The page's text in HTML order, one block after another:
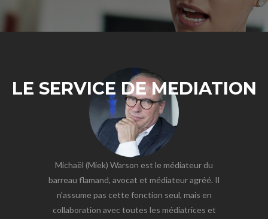
LE SERVICE DE MEDIATION
Michaël (Miek) Warson est le médiateur du
barreau flamand, avocat et médiateur agréé. Il
n'assume pas cette fonction seul, mais en
collaboration avec toutes les médiatrices et